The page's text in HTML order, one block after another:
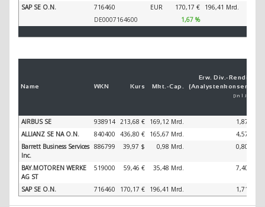
SAP SE O.N.
716460 EUR 170,17 € 196,41 Mrd.
DE0007164600
1,67 %
Name WKN Kurs Mkt.-Cap.
Erw. Div.- Ren­di­te
(Analystenkonsens)
[in 1 Jahr]
AIRBUS SE 938914 213,68 € 169,12 Mrd.
1,87 %
ALLIANZ SE NA O.N.
840400 436,80 € 165,67 Mrd.
4,57 %
Barrett Business Services
Inc.
886799 39,97 $ 0,98 Mrd. 0,80 %
BAY.MOTOREN WERKE
AG ST
519000 59,46 € 35,48 Mrd. 7,40 %
SAP SE O.N. 716460 170,17 € 196,41 Mrd. 1,71 %